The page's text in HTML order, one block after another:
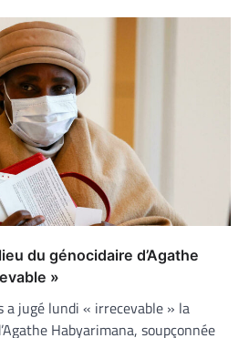
du génocidaire d’Agathe
»
a jugé lundi « irrecevable » la
Habyarimana, soupçonnée